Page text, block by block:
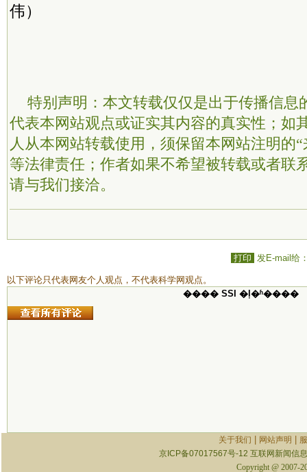
伟）
特别声明：本文转载仅仅是出于传播信息
代表本网站观点或证实其内容的真实性；如
人从本网站转载使用，须保留本网站注明的
等法律责任；作者如果不希望被转载或者联
请与我们接洽。
打印 发E-mail给
以下评论只代表网友个人观点，不代表科学网观点。
���� SSI �ļ�ʱ����
关于我们 网站声明
京ICP备07017567号-12 互联网新闻信
Copyright @ 2007-